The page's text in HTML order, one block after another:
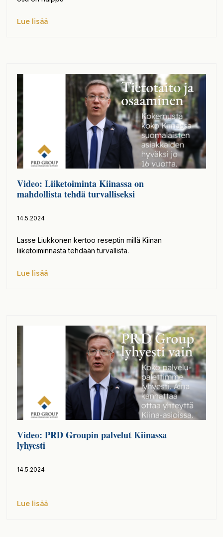
Lue lisää
Video: Liiketoiminta Kiinassa on
mahdollista tehdä turvalliseksi
14.5.2024
Lasse Liukkonen kertoo reseptin millä Kiinan
liiketoiminnasta tehdään turvallista.
Lue lisää
Video: PRD Groupin palvelut Kiinassa
lyhyesti
14.5.2024
Lue lisää